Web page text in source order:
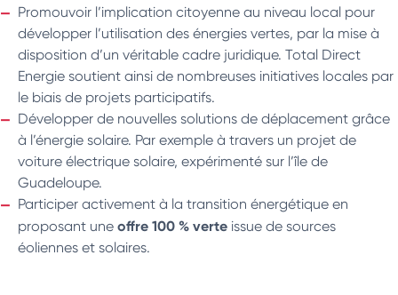
Promouvoir l’implication citoyenne au niveau local pour
développer l’utilisation des énergies vertes, par la mise à
disposition d’un véritable cadre juridique. Total Direct
Energie soutient ainsi de nombreuses initiatives locales par
le biais de projets participatifs.
Développer de nouvelles solutions de déplacement grâce
à l’énergie solaire. Par exemple à travers un projet de
voiture électrique solaire, expérimenté sur l’île de
Guadeloupe.
Participer activement à la transition énergétique en
proposant une offre 100 % verte issue de sources
éoliennes et solaires.